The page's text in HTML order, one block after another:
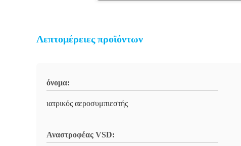
Λεπτομέρειες προϊόντων
όνομα:
ιατρικός αεροσυμπιεστής
Αναστροφέας VSD: